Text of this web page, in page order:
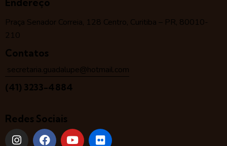
Endereço
Praça Senador Correia, 128 Centro, Curitiba – PR, 80010-
210
Contatos
secretaria.guadalupe@hotmail.com
(41) 3233-4884
Redes Sociais